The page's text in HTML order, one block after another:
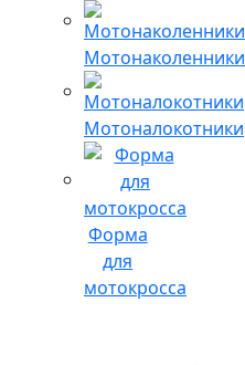
Мотонаколенники
Мотоналокотники
Форма
для
мотокросса